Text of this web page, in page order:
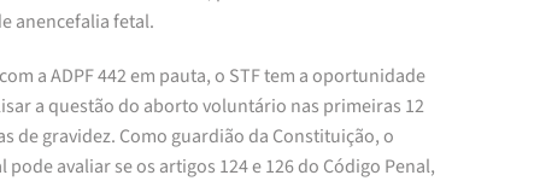
anencefalia fetal.
a ADPF 442 em pauta, o STF tem a oportunidade
a questão do aborto voluntário nas primeiras 12
de gravidez. Como guardião da Constituição, o
avaliar se os artigos 124 e 126 do Código Penal,